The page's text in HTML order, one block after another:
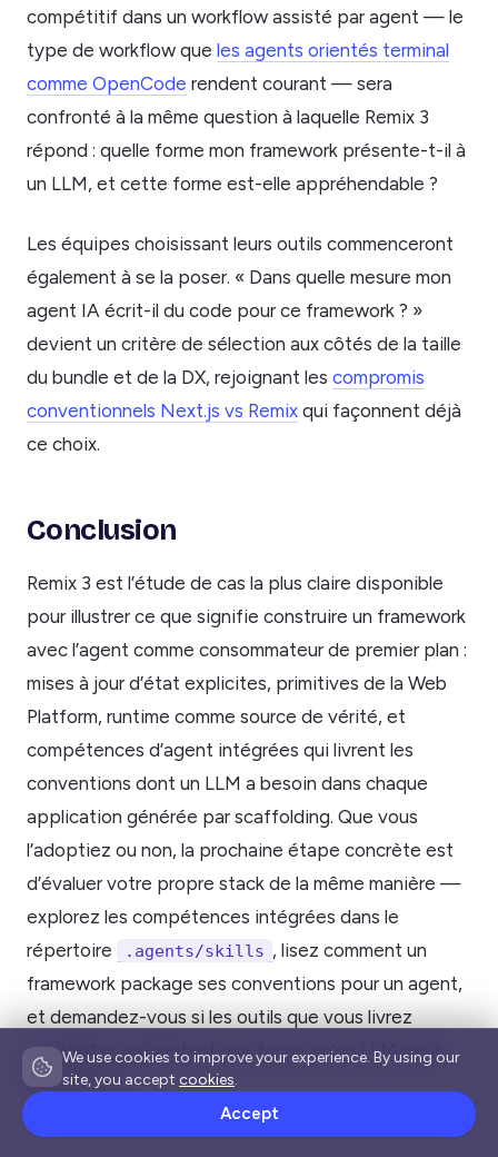
compétitif dans un workflow assisté par agent — le
type de workflow que les agents orientés terminal
comme OpenCode rendent courant — sera
confronté à la même question à laquelle Remix 3
répond : quelle forme mon framework présente-t-il à
un LLM, et cette forme est-elle appréhendable ?
Les équipes choisissant leurs outils commenceront
également à se la poser. « Dans quelle mesure mon
agent IA écrit-il du code pour ce framework ? »
devient un critère de sélection aux côtés de la taille
du bundle et de la DX, rejoignant les compromis
conventionnels Next.js vs Remix qui façonnent déjà
ce choix.
Conclusion
Remix 3 est l’étude de cas la plus claire disponible
pour illustrer ce que signifie construire un framework
avec l’agent comme consommateur de premier plan :
mises à jour d’état explicites, primitives de la Web
Platform, runtime comme source de vérité, et
compétences d’agent intégrées qui livrent les
conventions dont un LLM a besoin dans chaque
application générée par scaffolding. Que vous
l’adoptiez ou non, la prochaine étape concrète est
d’évaluer votre propre stack de la même manière —
explorez les compétences intégrées dans le
répertoire
.agents/skills , lisez comment un
framework package ses conventions pour un agent,
et demandez-vous si les outils que vous livrez
aujourd’hui présentent une forme qu’un LLM peut
apprendre.
We use cookies to improve your experience. By using our
site, you accept cookies.
Accept